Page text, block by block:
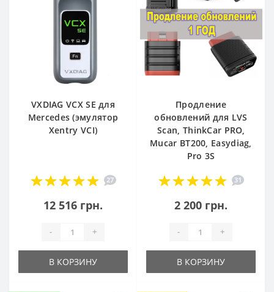
VXDIAG VCX SE для
Mercedes (эмулятор
Xentry VCI)
27
12 516 грн.
- +
В КОРЗИНУ
Продление
обновлений для LVS
Scan, ThinkCar PRO,
Mucar BT200, Easydiag,
Pro 3S
31
2 200 грн.
- +
В КОРЗИНУ